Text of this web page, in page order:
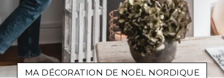
MA DÉCORATION DE NOËL NORDIQUE